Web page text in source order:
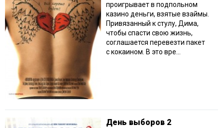
проигрывает в подпольном
казино деньги, взятые взаймы.
Привязанный к стулу, Дима,
чтобы спасти свою жизнь,
соглашается перевезти пакет
с кокаином. В это вре...
День выборов 2